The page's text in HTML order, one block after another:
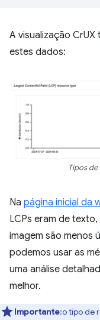
A visualização
estes dados:
Tipos de
Na página inicial da
LCPs eram de
imagem são menos
podemos usar as
uma análise
melhor.
Importante:o tipo de